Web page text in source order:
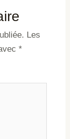
Les
*